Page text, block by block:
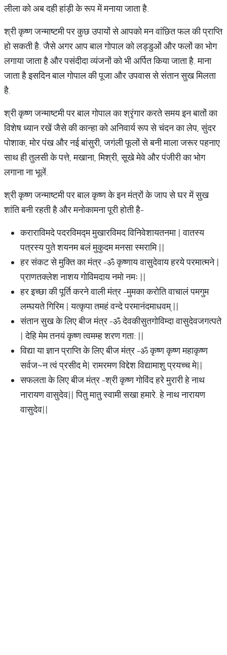
लीला को अब दही हांड़ी के रूप में मनाया जाता है.
श्री कृष्ण जन्माष्टमी पर कुछ उपायों से आपको मन वांछित फल की प्राप्ति
हो सकती है. जैसे अगर आप बाल गोपाल को लड्डुओं और फलों का भोग
लगाया जाता है और पसंदीदा व्यंजनों को भी अर्पित किया जाता है. माना
जाता है इसदिन बाल गोपाल की पूजा और उपवास से संतान सुख मिलता
है.
श्री कृष्ण जन्माष्टमी पर बाल गोपाल का श्रृंगार करते समय इन बातों का
विशेष ध्यान रखें जैसे की कान्हा को अनिवार्य रूप से चंदन का लेप, सुंदर
पोशाक, मोर पंख और नई बांसुरी, जगंली फूलों से बनी माला जरूर पहनाए
साथ ही तुलसी के पत्ते, मखाना, मिश्री, सूखे मेवे और पंजीरी का भोग
लगाना ना भूलें.
श्री कृष्ण जन्माष्टमी पर बाल कृष्ण के इन मंत्रों के जाप से घर में सुख
शांति बनी रहती है और मनोकामना पूरी होती है-
कराराविमदे पदरविमद्म मुखारविमद विनिवेशायतनमा | वातस्य
पत्रस्य पुते शयनम बलं मुकुदम मनसा स्मरामि ||
हर संकट से मुक्ति का मंत्र -ॐ कृष्णाय वासुदेवाय हरये परमात्मने |
प्राणतक्लेश नाशय गोविमदाय नमो नमः ||
हर इच्छा की पूर्ति करने वाली मंत्र -मुमका करोति वाचालं पमगुम
लम्घयते गिरिम | यत्कृपा तमहं वन्दे परमानंदमाधवम् ||
संतान सुख के लिए बीज मंत्र -ॐ देवकीसुतगोविम्दा वासुदेवजगत्पते
| देहि मेम तनयं कृष्ण त्वमम्ह शरण गता: ||
विद्या या ज्ञान प्राप्ति के लिए बीज मंत्र -ॐ कृष्ण कृष्ण महाकृष्ण
सर्वज~न त्वं प्रसीद मे| रामरमण विद्देश विद्यामाशु प्रयच्च मे||
सफलता के लिए बीज मंत्र -श्री कृष्ण गोविंद हरे मुरारी हे नाथ
नारायण वासुदेव|| पितु मातु स्वामी सखा हमारे. हे नाथ नारायण
वासुदेव||